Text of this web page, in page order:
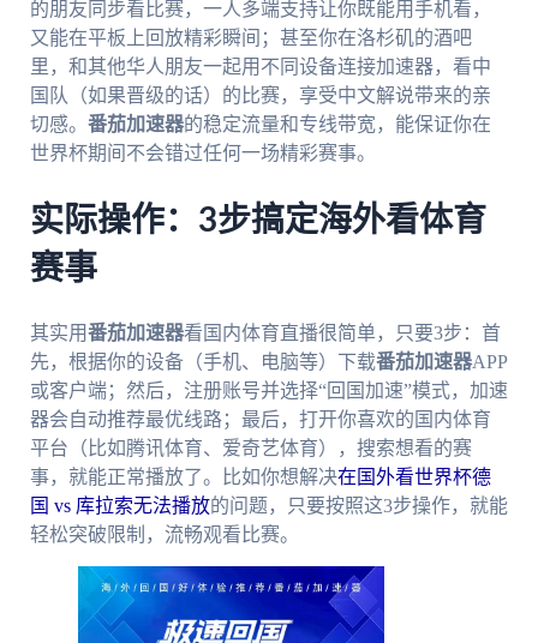
的朋友同步看比赛，一人多端支持让你既能用手机看，
又能在平板上回放精彩瞬间；甚至你在洛杉矶的酒吧
里，和其他华人朋友一起用不同设备连接加速器，看中
国队（如果晋级的话）的比赛，享受中文解说带来的亲
切感。 番茄加速器的稳定流量和专线带宽，能保证你在
世界杯期间不会错过任何一场精彩赛事。
实际操作：3步搞定海外看体育
赛事
其实用番茄加速器看国内体育直播很简单，只要3步：首
先，根据你的设备（手机、电脑等）下载番茄加速器APP
或客户端；然后，注册账号并选择“回国加速”模式，加速
器会自动推荐最优线路；最后，打开你喜欢的国内体育
平台（比如腾讯体育、爱奇艺体育），搜索想看的赛
事，就能正常播放了。比如你想解决在国外看世界杯德
国 vs 库拉索无法播放的问题，只要按照这3步操作，就能
轻松突破限制，流畅观看比赛。